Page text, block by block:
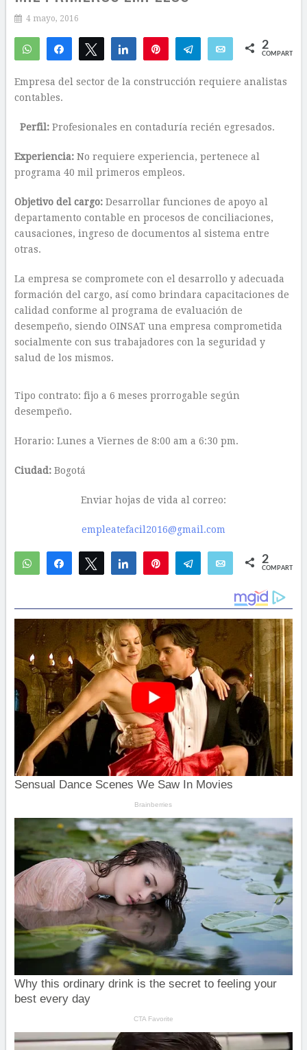
4 mayo, 2016
WhatsAppCompartirTwittear Compartir Telegram Email 2
COMPARTIR
Empresa del sector de la construcción requiere analistas
contables.
Perfil:Profesionales en contaduría recién egresados.
Experiencia:No requiere experiencia, pertenece al
programa 40 mil primeros empleos.
Objetivo del cargo:Desarrollar funciones de apoyo al
departamento contable en procesos de conciliaciones,
causaciones, ingreso de documentos al sistema entre
otras.
La empresa se compromete con el desarrollo y adecuada
formación del cargo, así como brindara capacitaciones de
calidad conforme al programa de evaluación de
desempeño, siendo OINSAT una empresa comprometida
socialmente con sus trabajadores con la seguridad y
salud de los mismos.
Tipo contrato: fijo a 6 meses prorrogable según
desempeño.
Horario: Lunes a Viernes de 8:00 am a 6:30 pm.
Ciudad:Bogotá
Enviar hojas de vida al correo:
empleatefacil2016@gmail.com
WhatsAppCompartirTwittear Compartir Telegram Email 2
COMPARTIR